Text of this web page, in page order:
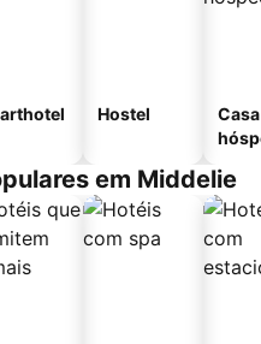
Hostel
em Middelie